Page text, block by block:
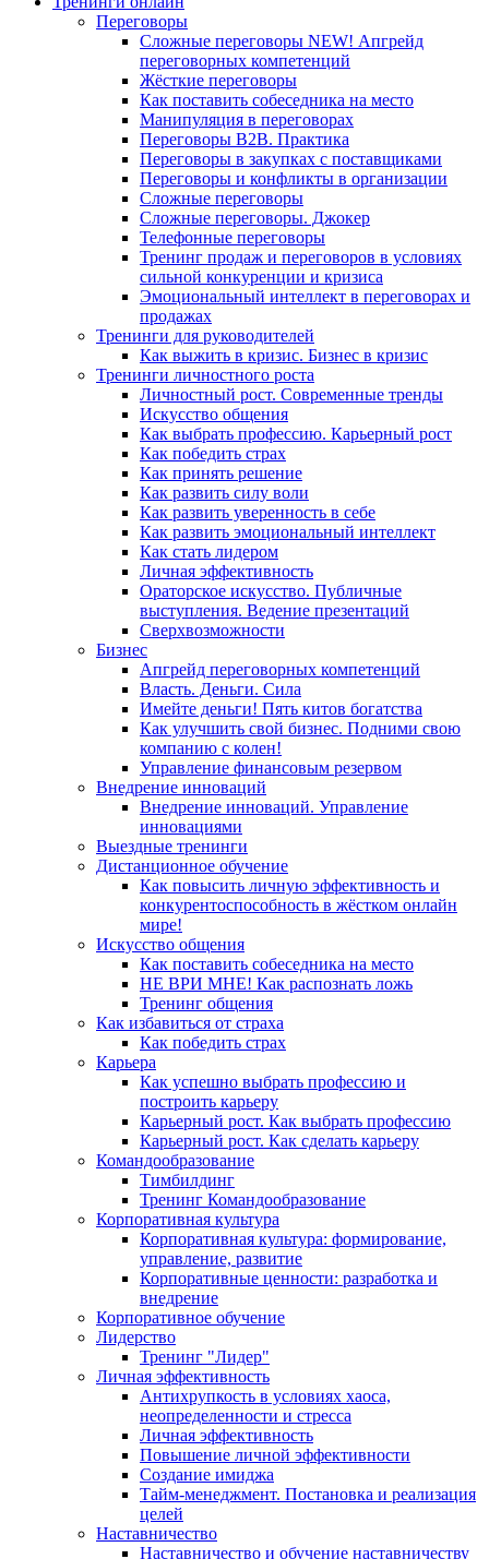
Переговоры
Сложные переговоры NEW! Апгрейд
переговорных компетенций
Жёсткие переговоры
Как поставить собеседника на место
Манипуляция в переговорах
Переговоры B2B. Практика
Переговоры в закупках с поставщиками
Переговоры и конфликты в организации
Сложные переговоры
Сложные переговоры. Джокер
Телефонные переговоры
Тренинг продаж и переговоров в условиях
сильной конкуренции и кризиса
Эмоциональный интеллект в переговорах и
продажах
Тренинги для руководителей
Как выжить в кризис. Бизнес в кризис
Тренинги личностного роста
Личностный рост. Современные тренды
Искусство общения
Как выбрать профессию. Карьерный рост
Как победить страх
Как принять решение
Как развить силу воли
Как развить уверенность в себе
Как развить эмоциональный интеллект
Как стать лидером
Личная эффективность
Ораторское искусство. Публичные
выступления. Ведение презентаций
Сверхвозможности
Бизнес
Апгрейд переговорных компетенций
Власть. Деньги. Сила
Имейте деньги! Пять китов богатства
Как улучшить свой бизнес. Подними свою
компанию с колен!
Управление финансовым резервом
Внедрение инноваций
Внедрение инноваций. Управление
инновациями
Выездные тренинги
Дистанционное обучение
Как повысить личную эффективность и
конкурентоспособность в жёстком онлайн
мире!
Искусство общения
Как поставить собеседника на место
НЕ ВРИ МНЕ! Как распознать ложь
Тренинг общения
Как избавиться от страха
Как победить страх
Карьера
Как успешно выбрать профессию и
построить карьеру
Карьерный рост. Как выбрать профессию
Карьерный рост. Как сделать карьеру
Командообразование
Тимбилдинг
Тренинг Командообразование
Корпоративная культура
Корпоративная культура: формирование,
управление, развитие
Корпоративные ценности: разработка и
внедрение
Корпоративное обучение
Лидерство
Тренинг "Лидер"
Личная эффективность
Антихрупкость в условиях хаоса,
неопределенности и стресса
Личная эффективность
Повышение личной эффективности
Создание имиджа
Тайм-менеджмент. Постановка и реализация
целей
Наставничество
Наставничество и обучение наставничеству